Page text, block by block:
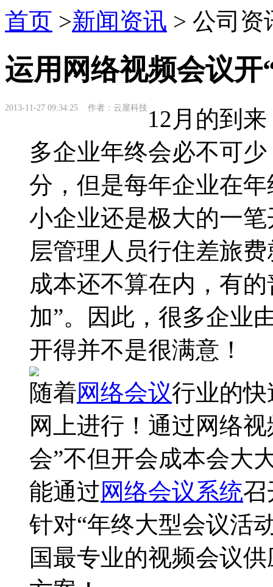
首页 >新闻资讯 > 公司资
运用网络视频会议
2013-11-27 09:34:25 作者：云屋科技 12月的到
多企业年终会必不可
分，但是每年企业在
小企业还是极大的一
层管理人员行住差旅
成本还不算在内，有
加”。因此，很多企业
开得并不是很满意！
随着网络会议行业的
网上进行！通过网络
会”不但开会成本会大
能通过网络会议系统召
针对“年终大型会议活
国最专业的视频会议